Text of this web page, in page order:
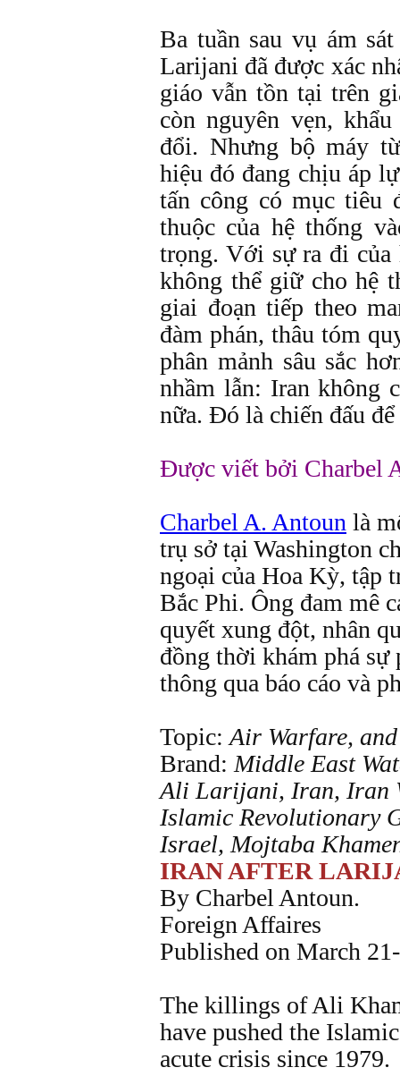
Ba tuần sau vụ ám
Larijani đã được xác
giáo vẫn tồn tại trên
còn nguyên vẹn,
đổi. Nhưng bộ máy
hiệu đó đang chịu áp
tấn công có mục tiêu
thuộc của hệ thống
trọng. Với sự ra đi
không thể giữ cho hệ
giai đoạn tiếp theo
đàm phán, thâu tóm
phân mảnh sâu sắc
nhầm lẫn: Iran không
nữa. Đó là chiến đấu
Được viết bởi Charbel
Charbel A. Antoun là
trụ sở tại Washington
ngoại của Hoa Kỳ, tập
Bắc Phi. Ông đam mê
quyết xung đột, nhân
đồng thời khám phá sự
thông qua báo cáo và
Topic: Air Warfare,
Brand: Middle East
Ali Larijani, Iran, Iran
Islamic Revolutionary
Israel, Mojtaba
IRAN AFTER
By Charbel Antoun.
Foreign Affaires
Published on March
The killings of Ali
have pushed the
acute crisis since 1979.